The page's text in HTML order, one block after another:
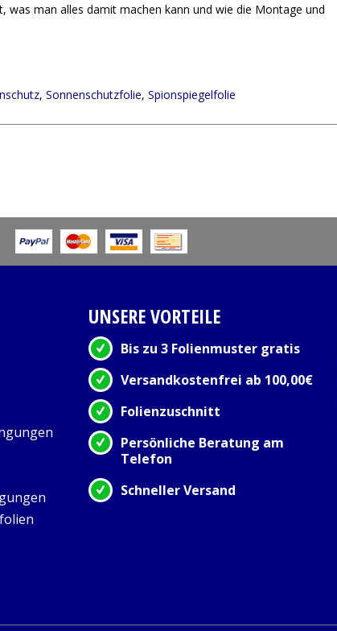
was man alles damit machen kann und wie die Montage und
, Sonnenschutzfolie, Spionspiegelfolie
UNSERE VORTEILE
Bis zu 3 Folienmuster gratis
Versandkostenfrei ab 100,00€
Folienzuschnitt
Persönliche Beratung am
Telefon
Schneller Versand